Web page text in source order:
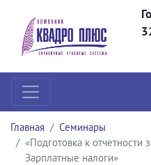
Главная
Семинары
«Подготовка к отчетности
Зарплатные налоги»